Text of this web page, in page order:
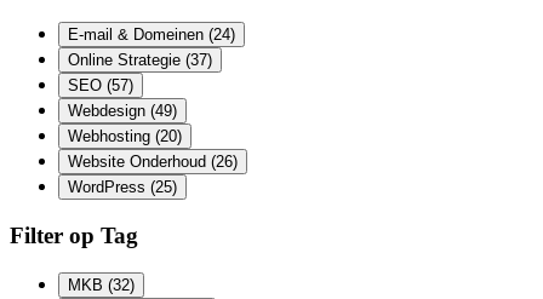
E-mail & Domeinen (24)
Online Strategie (37)
SEO (57)
Webdesign (49)
Webhosting (20)
Website Onderhoud (26)
WordPress (25)
Filter op Tag
MKB (32)